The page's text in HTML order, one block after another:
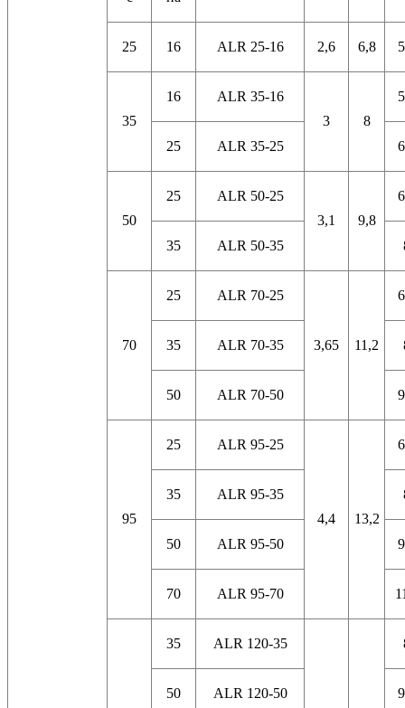
25 16 ALR 25-16 2,6 6,8
35
16
ALR 35-16
3
8
25 ALR 35-25
50
25
ALR 50-25
3,1
9,8
35 ALR 50-35
70
25 ALR 70-25
3,65 11,2
35 ALR 70-35
50 ALR 70-50
95
25 ALR 95-25
4,4 13,2
35 ALR 95-35
50 ALR 95-50
70 ALR 95-70
35 ALR 120-35
50 ALR 120-50